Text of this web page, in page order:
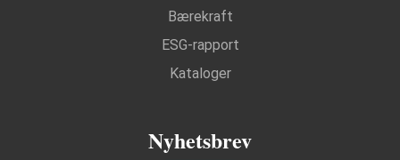
Bærekraft
ESG-rapport
Kataloger
Nyhetsbrev